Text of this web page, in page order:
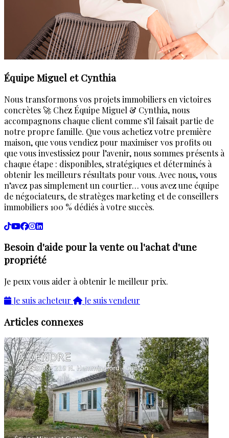
Équipe Miguel et Cynthia
Nous transformons vos projets immobiliers en victoires
concrètes 🚀 Chez Équipe Miguel & Cynthia, nous
accompagnons chaque client comme s’il faisait partie de
notre propre famille. Que vous achetiez votre première
maison, que vous vendiez pour maximiser vos profits ou
que vous investissiez pour l’avenir, nous sommes présents à
chaque étape : disponibles, stratégiques et déterminés à
obtenir les meilleurs résultats pour vous. Avec nous, vous
n’avez pas simplement un courtier… vous avez une équipe
de négociateurs, de stratèges marketing et de conseillers
immobiliers 100 % dédiés à votre succès.
Besoin d'aide pour la vente ou l'achat d'une
propriété
Je peux vous aider à obtenir le meilleur prix.
Je suis acheteur
Je suis vendeur
Articles connexes